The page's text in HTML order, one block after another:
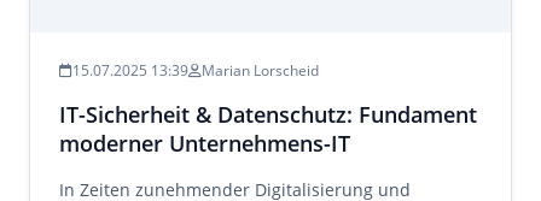
15.07.2025 13:39 Marian Lorscheid
IT-Sicherheit & Datenschutz: Fundament
moderner Unternehmens-IT
In Zeiten zunehmender Digitalisierung und